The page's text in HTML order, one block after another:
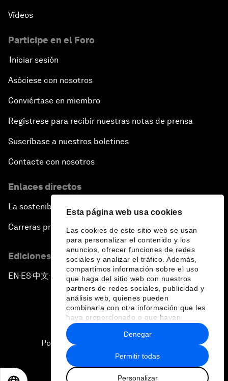
Esta página web usa cookies
Las cookies de este sitio web se usan
para personalizar el contenido y los
anuncios, ofrecer funciones de redes
sociales y analizar el tráfico. Además,
compartimos información sobre el uso
que haga del sitio web con nuestros
partners de redes sociales, publicidad y
análisis web, quienes pueden
combinarla con otra información que les
haya proporcionado o que hayan
recopilado a partir del uso que haya
hecho de sus servicios.
Permitir todas
Personalizar
Denegar
Vídeos
Participe en el Foro
Iniciar sesión
Asóciese con nosotros
Conviértase en miembro
Regístrese para recibir nuestras notas de prensa
Suscríbase a nuestros boletines
Contacte con nosotros
Enlaces directos
La sostenibilidad en el Foro
Carreras profesionales
Ediciones en otros idiomas
EN ▪ES▪中文▪ 日本語
Política de privacidad y normas de uso
Sitemap